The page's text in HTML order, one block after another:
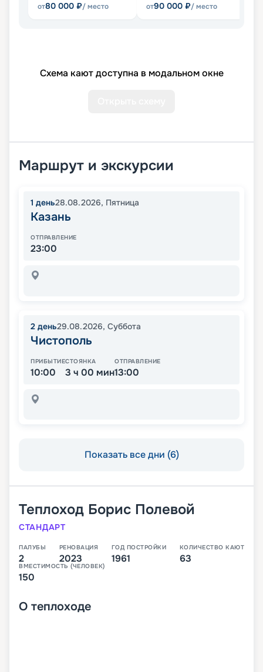
от80 000 ₽/ место от90 000 ₽/ место
Схема кают доступна в модальном окне
Маршрут и экскурсии
1 день28.08.2026, Пятница
Казань
ОТПРАВЛЕНИЕ
23:00
2 день29.08.2026, Суббота
Чистополь
ПРИБЫТИЕ
10:00
СТОЯНКА
3 ч 00 мин
ОТПРАВЛЕНИЕ
13:00
Показать все дни (6)
Теплоход Борис Полевой
СТАНДАРТ
ПАЛУБЫ
2
РЕНОВАЦИЯ
2023
ГОД ПОСТРОЙКИ
1961
КОЛИЧЕСТВО КАЮТ
63
ВМЕСТИМОСТЬ (ЧЕЛОВЕК)
150
О теплоходе